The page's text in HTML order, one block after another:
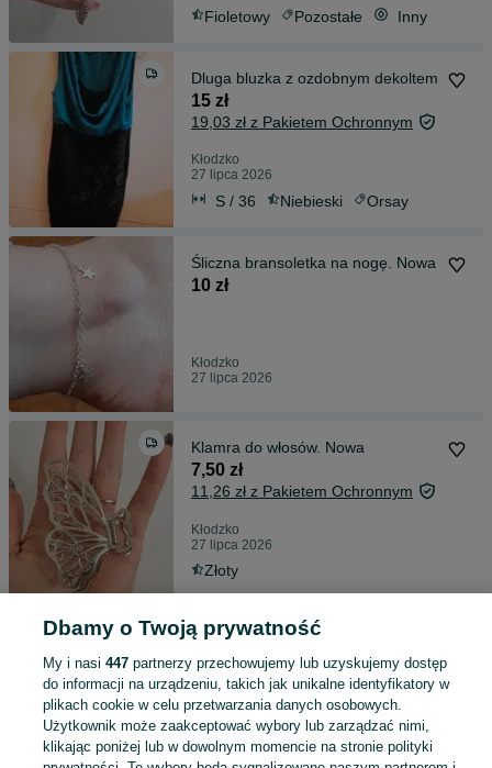
Fioletowy Pozostałe Inny
Dluga bluzka z ozdobnym dekoltem
15 zł
19,03 zł z Pakietem Ochronnym
Kłodzko
27 lipca 2026
S / 36 Niebieski Orsay
Śliczna bransoletka na nogę. Nowa
10 zł
Kłodzko
27 lipca 2026
Klamra do włosów. Nowa
7,50 zł
11,26 zł z Pakietem Ochronnym
Kłodzko
27 lipca 2026
Złoty
Czarne jeansy Big Star
29,38 zł z Pakietem Ochronnym
Kłodzko
27 lipca 2026
S / 36
Dbamy o Twoją prywatność
My i nasi 447partnerzy przechowujemy lub uzyskujemy dostęp
do informacji na urządzeniu, takich jak unikalne identyfikatory w
plikach cookie w celu przetwarzania danych osobowych.
Użytkownik może zaakceptować wybory lub zarządzać nimi,
klikając poniżej lub w dowolnym momencie na stronie polityki